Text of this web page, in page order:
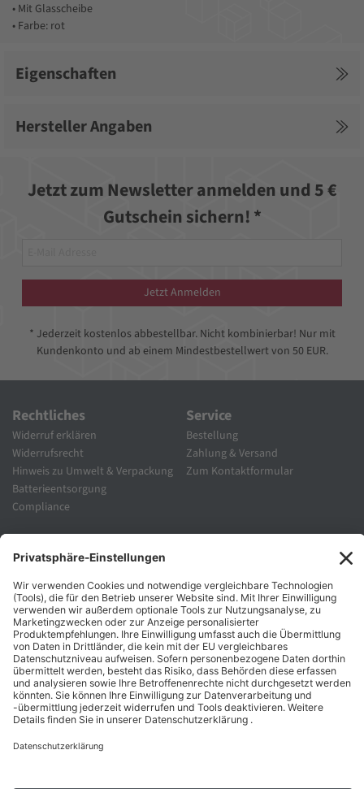
• Mit Glasscheibe
• Farbe: rot
Eigenschaften
Hersteller Angaben
Jetzt zum Newsletter anmelden und 5 €
Gutschein sichern! *
Jetzt Anmelden
* Jederzeit kostenlos abbestellbar. Nicht kombinierbar! Nur mit
Kundenkonto und ab einem Mindestbestellwert von 50 EUR.
Rechtliches
Widerruf erklären
Widerrufsrecht
Hinweis zu Umwelt & Verpackung
Batterieentsorgung
Compliance
Service
Bestellung
Zahlung & Versand
Zum Kontaktformular
Unternehmen
Karriere
Zahlungsarten
Schnelle Lieferung